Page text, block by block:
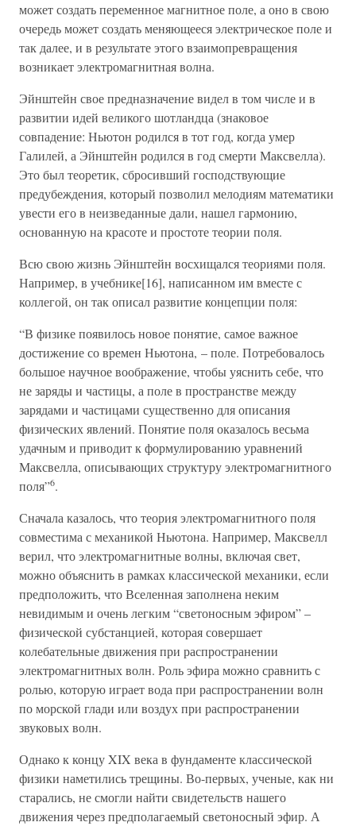
может создать переменное магнитное поле, а оно в свою
очередь может создать меняющееся электрическое поле и
так далее, и в результате этого взаимопревращения
возникает электромагнитная волна.
Эйнштейн свое предназначение видел в том числе и в
развитии идей великого шотландца (знаковое
совпадение: Ньютон родился в тот год, когда умер
Галилей, а Эйнштейн родился в год смерти Максвелла).
Это был теоретик, сбросивший господствующие
предубеждения, который позволил мелодиям математики
увести его в неизведанные дали, нашел гармонию,
основанную на красоте и простоте теории поля.
Всю свою жизнь Эйнштейн восхищался теориями поля.
Например, в учебнике[16], написанном им вместе с
коллегой, он так описал развитие концепции поля:
“В физике появилось новое понятие, самое важное
достижение со времен Ньютона, – поле. Потребовалось
большое научное воображение, чтобы уяснить себе, что
не заряды и частицы, а поле в пространстве между
зарядами и частицами существенно для описания
физических явлений. Понятие поля оказалось весьма
удачным и приводит к формулированию уравнений
Максвелла, описывающих структуру электромагнитного
поля”6.
Сначала казалось, что теория электромагнитного поля
совместима с механикой Ньютона. Например, Максвелл
верил, что электромагнитные волны, включая свет,
можно объяснить в рамках классической механики, если
предположить, что Вселенная заполнена неким
невидимым и очень легким “светоносным эфиром” –
физической субстанцией, которая совершает
колебательные движения при распространении
электромагнитных волн. Роль эфира можно сравнить с
ролью, которую играет вода при распространении волн
по морской глади или воздух при распространении
звуковых волн.
Однако к концу XIX века в фундаменте классической
физики наметились трещины. Во-первых, ученые, как ни
старались, не смогли найти свидетельств нашего
движения через предполагаемый светоносный эфир. А